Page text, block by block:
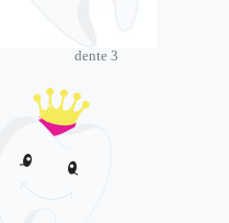
dente 3